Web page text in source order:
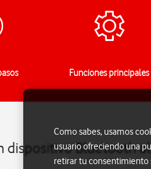
Funciones principales
dispositivo Bluetooth
Como sabes, usamos
usuario ofreciendo una
retirar tu consentimiento